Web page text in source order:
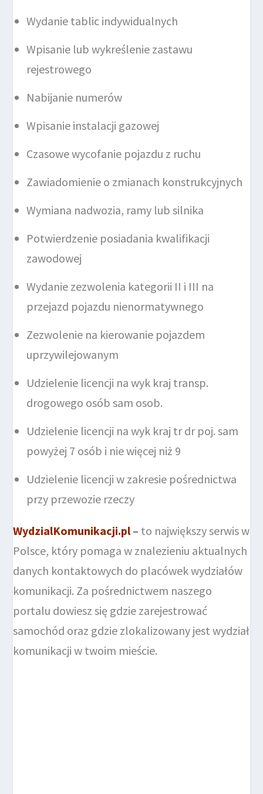
Wydanie tablic indywidualnych
Wpisanie lub wykreślenie zastawu
rejestrowego
Nabijanie numerów
Wpisanie instalacji gazowej
Czasowe wycofanie pojazdu z ruchu
Zawiadomienie o zmianach konstrukcyjnych
Wymiana nadwozia, ramy lub silnika
Potwierdzenie posiadania kwalifikacji
zawodowej
Wydanie zezwolenia kategorii II i III na
przejazd pojazdu nienormatywnego
Zezwolenie na kierowanie pojazdem
uprzywilejowanym
Udzielenie licencji na wyk kraj transp.
drogowego osób sam osob.
Udzielenie licencji na wyk kraj tr dr poj. sam
powyżej 7 osób i nie więcej niż 9
Udzielenie licencji w zakresie pośrednictwa
przy przewozie rzeczy
WydzialKomunikacji.pl– to największy serwis w
Polsce, który pomaga w znalezieniu aktualnych
danych kontaktowych do placówek wydziałów
komunikacji. Za pośrednictwem naszego
portalu dowiesz się gdzie zarejestrować
samochód oraz gdzie zlokalizowany jest wydział
komunikacji w twoim mieście.